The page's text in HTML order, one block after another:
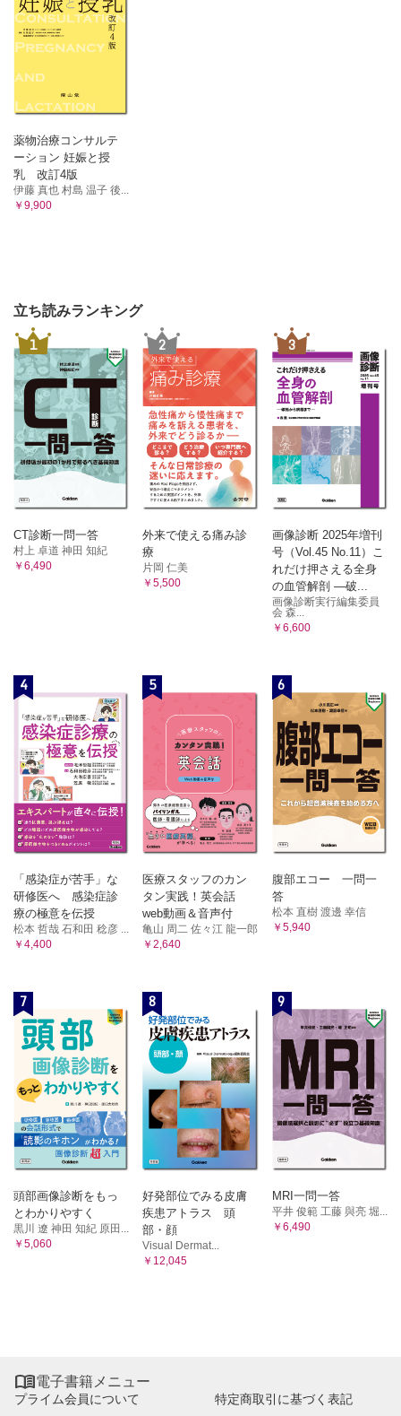
薬物治療コンサルテ
ーション 妊娠と授
乳 改訂4版
伊藤 真也 村島 温子 後...
￥9,900
立ち読みランキング
1
CT診断一問一答
村上 卓道 神田 知紀
￥6,490
2
外来で使える痛み診
療
片岡 仁美
￥5,500
3
画像診断 2025年増刊
号（Vol.45 No.11）こ
れだけ押さえる全身
の血管解剖 ―破...
画像診断実行編集委員
会 森...
￥6,600
4
「感染症が苦手」な
研修医へ 感染症診
療の極意を伝授
松本 哲哉 石和田 稔彦 ...
￥4,400
5
医療スタッフのカン
タン実践！英会話
web動画＆音声付
亀山 周二 佐々江 龍一郎
￥2,640
6
腹部エコー 一問一
答
松本 直樹 渡邊 幸信
￥5,940
7
頭部画像診断をもっ
とわかりやすく
黒川 遼 神田 知紀 原田...
￥5,060
8
好発部位でみる皮膚
疾患アトラス 頭
部・顔
Visual Dermat...
￥12,045
9
MRI一問一答
平井 俊範 工藤 與亮 堀...
￥6,490
電子書籍メニュー
プライム会員について 特定商取引に基づく表記